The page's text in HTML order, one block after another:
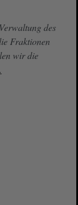
des
Fraktionen
wir die